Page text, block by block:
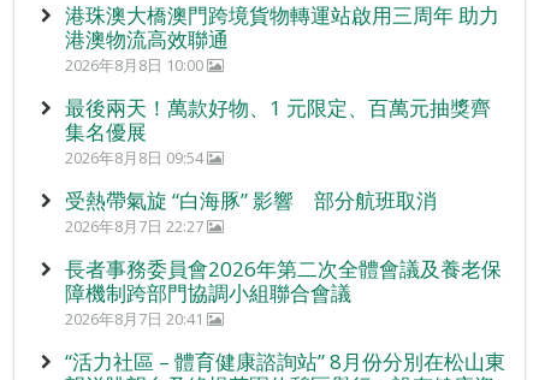
港珠澳大橋澳門跨境貨物轉運站啟用三周年 助力
港澳物流高效聯通
2026年8月8日 10:00
最後兩天！萬款好物、1 元限定、百萬元抽獎齊
集名優展
2026年8月8日 09:54
受熱帶氣旋 “白海豚” 影響 部分航班取消
2026年8月7日 22:27
長者事務委員會2026年第二次全體會議及養老保
障機制跨部門協調小組聯合會議
2026年8月7日 20:41
“活力社區 – 體育健康諮詢站” 8月份分別在松山東